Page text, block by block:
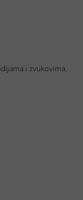
i zvukovima,